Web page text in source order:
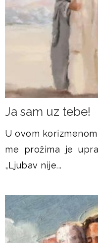
Ja sam uz tebe!
U ovom
me prožima je
„Ljubav nije...